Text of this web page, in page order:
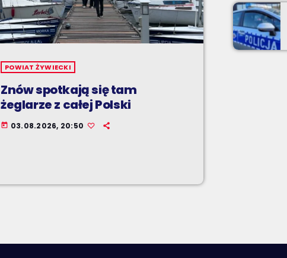
POWIAT ŻYWIECKI
Znów spotkają się tam
żeglarze z całej Polski
today 03.08.2026, 20:50